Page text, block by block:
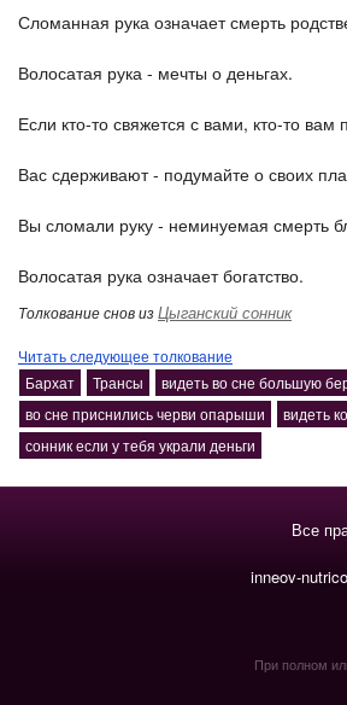
Сломанная рука означает смерть
Волосатая рука - мечты о деньгах.
Если кто-то свяжется с вами, кто-то вам
Вас сдерживают - подумайте о своих
Вы сломали руку - неминуемая смерть
Волосатая рука означает богатство.
Толкование снов изЦыганский сонник
Читать следующее толкование
Бархат
Трансы видеть во сне большую
во сне приснились черви опарыши
видеть
сонник если у тебя украли деньги
Все
inneov-
При полном